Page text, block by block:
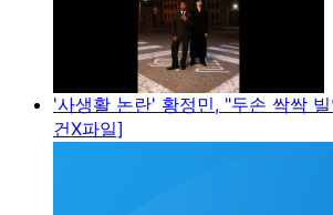
'사생활 논란' 황정민, "두손 싹싹
건X파일]